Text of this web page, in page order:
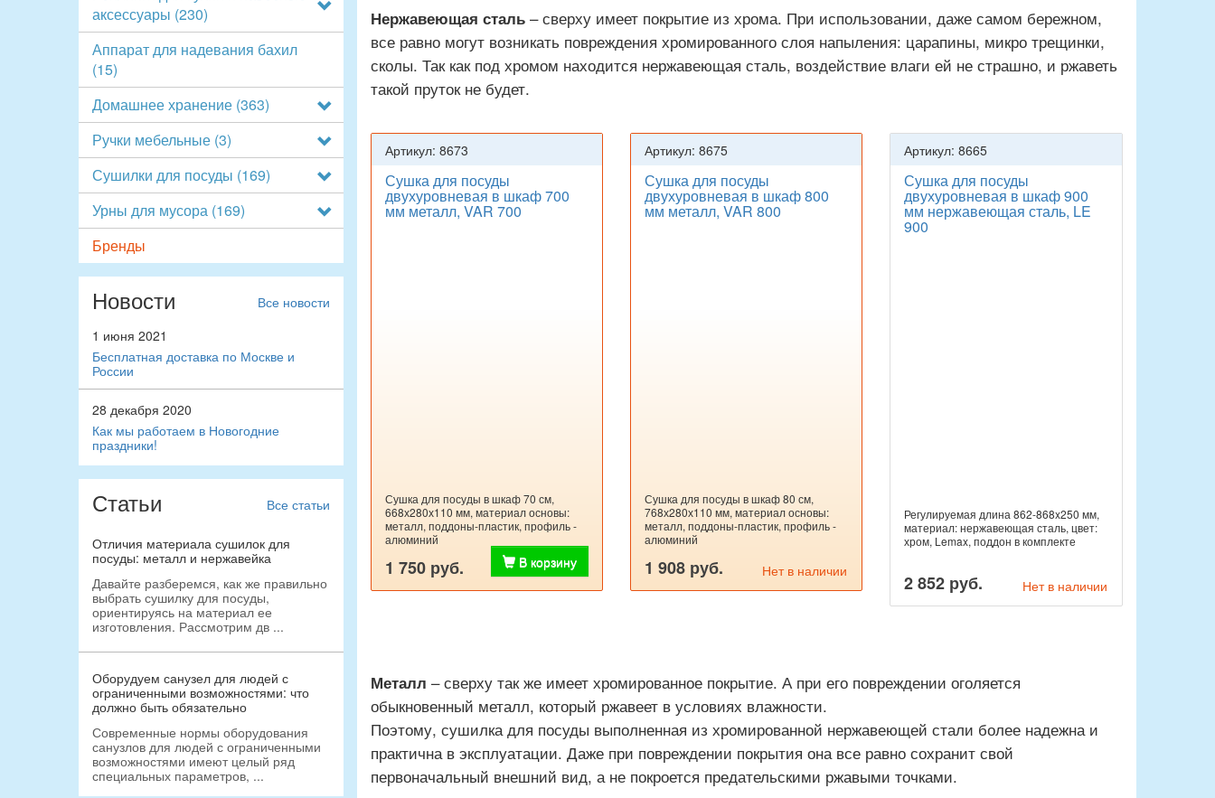
аксессуары (230)
Аппарат для надевания бахил
(15)
Домашнее хранение (363)
Ручки мебельные (3)
Сушилки для посуды (169)
Урны для мусора (169)
Бренды
Новости
Все новости
1 июня 2021
Бесплатная доставка по Москве и
России
28 декабря 2020
Как мы работаем в Новогодние
праздники!
Статьи Все статьи
Отличия материала сушилок для
посуды: металл и нержавейка
Давайте разберемся, как же правильно
выбрать сушилку для посуды,
ориентируясь на материал ее
изготовления. Рассмотрим дв ...
Оборудуем санузел для людей с
ограниченными возможностями: что
должно быть обязательно
Современные нормы оборудования
санузлов для людей с ограниченными
возможностями имеют целый ряд
специальных параметров, ...
Нержавеющая сталь– сверху имеет покрытие из хрома. При использовании, даже самом бережном,
все равно могут возникать повреждения хромированного слоя напыления: царапины, микро трещинки,
сколы. Так как под хромом находится нержавеющая сталь, воздействие влаги ей не страшно, и ржаветь
такой пруток не будет.
Артикул: 8673
Сушка для посуды
двухуровневая в шкаф 700
мм металл, VAR 700
Сушка для посуды в шкаф 70 см,
668х280х110 мм, материал основы:
металл, поддоны-пластик, профиль -
алюминий
1 750 руб. В корзину
Артикул: 8675
Сушка для посуды
двухуровневая в шкаф 800
мм металл, VAR 800
Сушка для посуды в шкаф 80 см,
768х280х110 мм, материал основы:
металл, поддоны-пластик, профиль -
алюминий
1 908 руб. Нет в наличии
Артикул: 8665
Сушка для посуды
двухуровневая в шкаф 900
мм нержавеющая сталь, LE
900
Регулируемая длина 862-868x250 мм,
материал: нержавеющая сталь, цвет:
хром, Lemax, поддон в комплекте
2 852 руб. Нет в наличии
Металл – сверху так же имеет хромированное покрытие. А при его повреждении оголяется
обыкновенный металл, который ржавеет в условиях влажности.
Поэтому, сушилка для посуды выполненная из хромированной нержавеющей стали более надежна и
практична в эксплуатации. Даже при повреждении покрытия она все равно сохранит свой
первоначальный внешний вид, а не покроется предательскими ржавыми точками.